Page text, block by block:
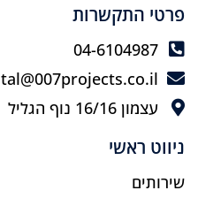
פרטי התקשרות
04-6104987
tal@007projects.co.il
עצמון 16/16 נוף הגליל
ניווט ראשי
שירותים